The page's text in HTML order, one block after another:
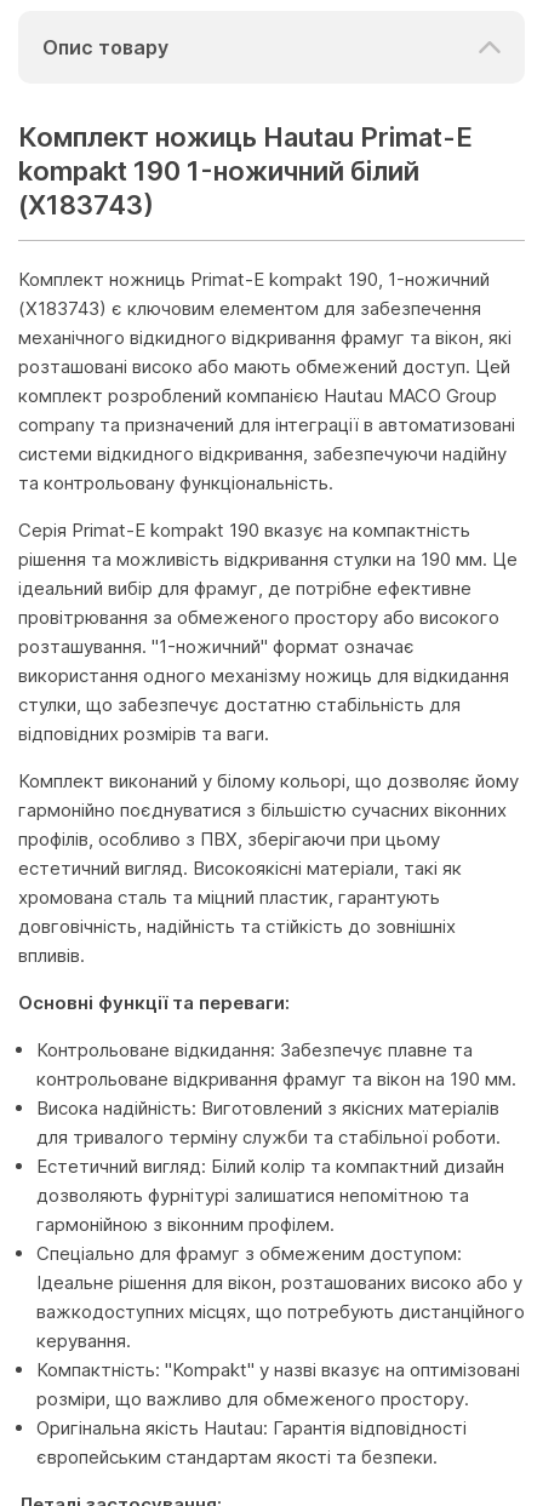
Опис товару
Комплект ножиць Hautau Primat-E
kompakt 190 1-ножичний білий
(Х183743)
Комплект ножниць Primat-E kompakt 190, 1-ножичний
(Х183743) є ключовим елементом для забезпечення
механічного відкидного відкривання фрамуг та вікон, які
розташовані високо або мають обмежений доступ. Цей
комплект розроблений компанією Hautau MACO Group
company та призначений для інтеграції в автоматизовані
системи відкидного відкривання, забезпечуючи надійну
та контрольовану функціональність.
Серія Primat-E kompakt 190 вказує на компактність
рішення та можливість відкривання стулки на 190 мм. Це
ідеальний вибір для фрамуг, де потрібне ефективне
провітрювання за обмеженого простору або високого
розташування. "1-ножичний" формат означає
використання одного механізму ножиць для відкидання
стулки, що забезпечує достатню стабільність для
відповідних розмірів та ваги.
Комплект виконаний у білому кольорі, що дозволяє йому
гармонійно поєднуватися з більшістю сучасних віконних
профілів, особливо з ПВХ, зберігаючи при цьому
естетичний вигляд. Високоякісні матеріали, такі як
хромована сталь та міцний пластик, гарантують
довговічність, надійність та стійкість до зовнішніх
впливів.
Основні функції та переваги:
Контрольоване відкидання: Забезпечує плавне та
контрольоване відкривання фрамуг та вікон на 190 мм.
Висока надійність: Виготовлений з якісних матеріалів
для тривалого терміну служби та стабільної роботи.
Естетичний вигляд: Білий колір та компактний дизайн
дозволяють фурнітурі залишатися непомітною та
гармонійною з віконним профілем.
Спеціально для фрамуг з обмеженим доступом:
Ідеальне рішення для вікон, розташованих високо або у
важкодоступних місцях, що потребують дистанційного
керування.
Компактність: "Kompakt" у назві вказує на оптимізовані
розміри, що важливо для обмеженого простору.
Оригінальна якість Hautau: Гарантія відповідності
європейським стандартам якості та безпеки.